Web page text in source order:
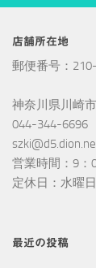
店舗所在地
郵便番号：
神奈川県川崎
044-344-6696
営業時間：9：
定休日：水曜日
最近の投稿